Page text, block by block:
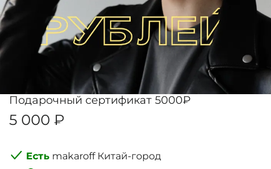
Подарочный сертификат 5000₽
5 000 ₽
makaroff Китай-город